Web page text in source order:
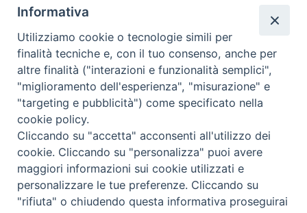
VIDEOGALLERY
PHOTOGALLERY
Diocesi di Caltagirone
Piazza San Francesco d’Assisi, 9 – tel. 0933.34186 – fax 0933.820590 e-mail:
Informativa
Utilizziamo cookie o tecnologie simili per
finalità tecniche e, con il tuo consenso, anche per
altre finalità ("interazioni e funzionalità semplici",
"miglioramento dell'esperienza", "misurazione" e
"targeting e pubblicità") come specificato nella
cookie policy.
Cliccando su "accetta" acconsenti all'utilizzo dei
cookie. Cliccando su "personalizza" puoi avere
maggiori informazioni sui cookie utilizzati e
personalizzare le tue preferenze. Cliccando su
"rifiuta" o chiudendo questa informativa proseguirai